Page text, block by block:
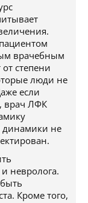
врачебным
степени
люди не
если
врач ЛФК
динамики не
невролога.
Кроме того,